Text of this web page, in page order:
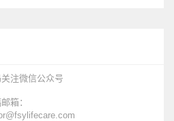
注微信公众号
箱：